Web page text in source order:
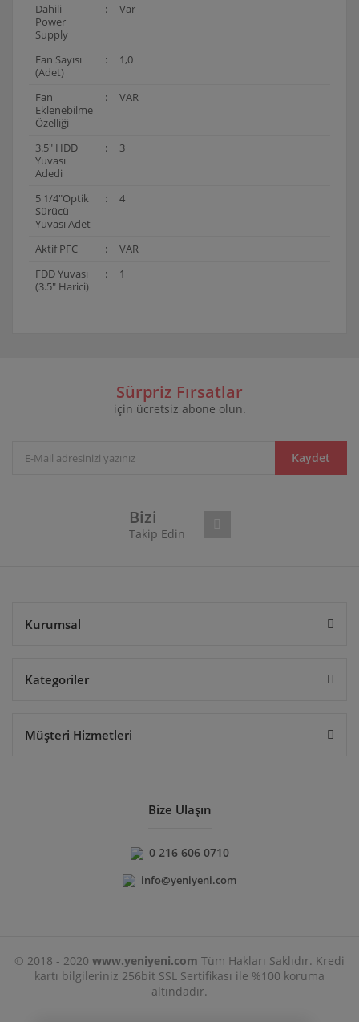
Dahili
Power
Supply
: Var
Fan Sayısı
(Adet)
: 1,0
Fan
Eklenebilme
Özelliği
: VAR
3.5" HDD
Yuvası
Adedi
: 3
5 1/4"Optik
Sürücü
Yuvası Adet
: 4
Aktif PFC :
VAR
FDD Yuvası
(3.5" Harici)
: 1
Yorum Yaz
Ürün resmi kalitesiz, bozuk veya görüntülenemiyor.
Ürün bilgilerinde hatalar bulunuyor.
Sürpriz Fırsatlar
için ücretsiz abone olun.
Kaydet
Bizi
Takip Edin
Kurumsal
Kategoriler
Müşteri Hizmetleri
Bize Ulaşın
0 216 606 0710
info@yeniyeni.com
© 2018 - 2020 www.yeniyeni.com Tüm Hakları Saklıdır. Kredi
kartı bilgileriniz 256bit SSL Sertifikası ile %100 koruma
altındadır.